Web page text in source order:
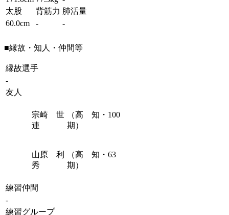
太股
背筋力 肺活量
60.0cm
- -
■縁故・知人・仲間等
縁故選手
-
友人
宗崎 世
連
（高 知・100
期）
山原 利
秀
（高 知・63
期）
練習仲間
-
練習グループ